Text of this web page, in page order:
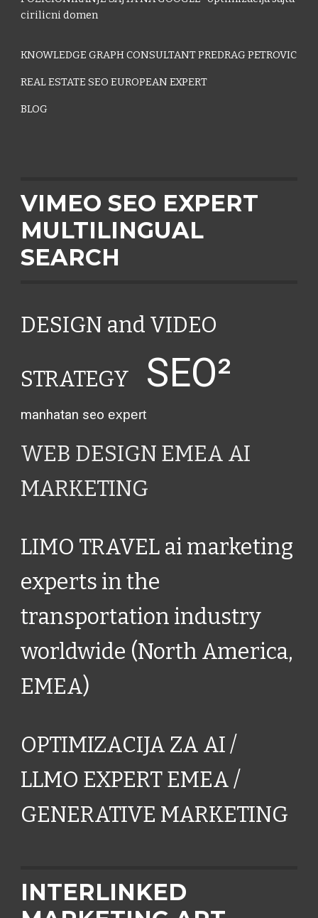
cirilicni domen
KNOWLEDGE GRAPH CONSULTANT PREDRAG PETROVIC
REAL ESTATE SEO EUROPEAN EXPERT
BLOG
VIMEO SEO EXPERT
MULTILINGUAL
SEARCH
DESIGN and VIDEO
STRATEGY SEO²
manhatan seo expert
WEB DESIGN EMEA AI
MARKETING
LIMO TRAVEL ai marketing
experts in the
transportation industry
worldwide (North America,
EMEA)
OPTIMIZACIJA ZA AI /
LLMO EXPERT EMEA /
GENERATIVE MARKETING
INTERLINKED